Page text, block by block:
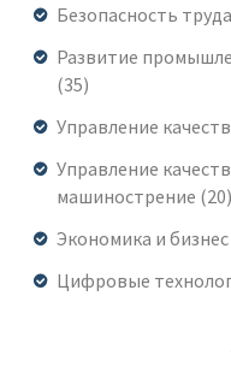
Безопасность труда
Развитие
(35)
Управление
Управление
машинострение (20)
Экономика и бизнес
Цифровые